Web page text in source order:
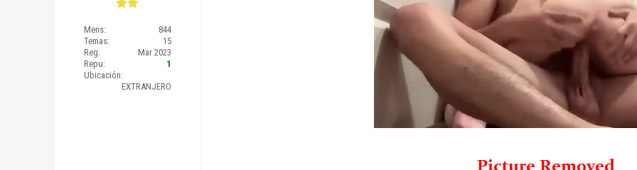
Mens:
844
Temas:
15
Reg:
Mar 2023
Repu:
1
Ubicación:
EXTRANJERO